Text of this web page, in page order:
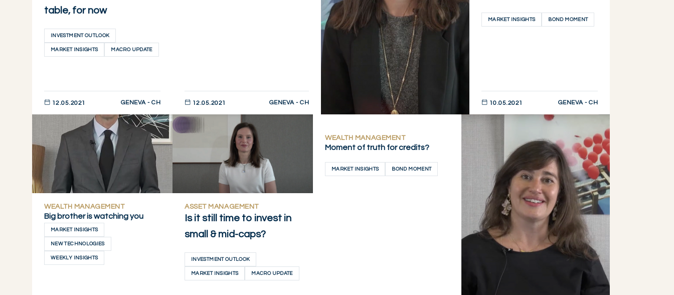
table, for now
INVESTMENT OUTLOOK
MARKET INSIGHTS MACRO UPDATE
12.05.2021 GENEVA - CH
DESCUBRIR AHORA
12.05.2021 GENEVA - CH
DESCUBRIR AHORA
MARKET INSIGHTS BOND MOMENT
10.05.2021 GENEVA - CH
DESCUBRIR AHORA
WEALTH MANAGEMENT
Big brother is watching you
MARKET INSIGHTS
NEW TECHNOLOGIES
WEEKLY INSIGHTS
ASSET MANAGEMENT
Is it still time to invest in
small & mid-caps?
INVESTMENT OUTLOOK
MARKET INSIGHTS MACRO UPDATE
WEALTH MANAGEMENT
Moment of truth for credits?
MARKET INSIGHTS BOND MOMENT